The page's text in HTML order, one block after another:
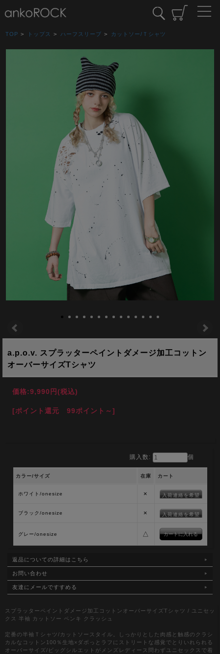
TOP > トップス > ハーフスリーブ > カットソー/Ｔシャツ
a.p.o.v. スプラッターペイントダメージ加工コットン
オーバーサイズTシャツ
価格:9,990円(税込)
[ポイント還元 99ポイント～]
購入数: 個
カラー/サイズ 在庫 カート
ホワイト/onesize × 入荷連絡を希望
ブラック/onesize × 入荷連絡を希望
グレー/onesize △
返品についての詳細はこちら
お問い合わせ
友達にメールですすめる
スプラッターペイントダメージ加工コットンオーバーサイズTシャツ / ユニセッ
クス 半袖 カットソー ペンキ クラッシュ
定番の半袖Ｔシャツ/カットソースタイル。しっかりとした肉感と触感のクラシ
カルなコットン100％生地×ダボっとラフにストリートな感覚でとりいれられる
オーバーサイズ/ビッグシルエットがメンズレディース問わずユニセックスで着